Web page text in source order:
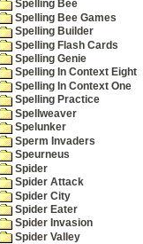
Spelling Bee
Spelling Bee Games
Spelling Builder
Spelling Flash Cards
Spelling Genie
Spelling In Context Eight
Spelling In Context One
Spelling Practice
Spellweaver
Spelunker
Sperm Invaders
Speurneus
Spider
Spider Attack
Spider City
Spider Eater
Spider Invasion
Spider Valley